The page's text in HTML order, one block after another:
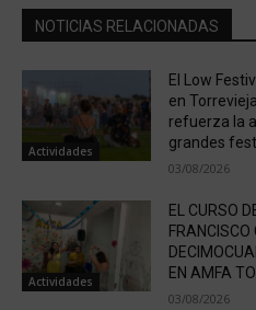
NOTICIAS RELACIONADAS
Actividades
El Low
en
refuerza la
grandes
03/08/2026
Actividades
EL CURSO
EN AMFA
03/08/2026